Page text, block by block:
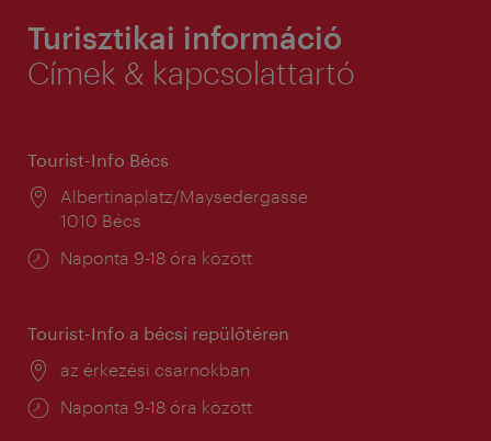
Turisztikai információ
Címek & kapcsolattartó
Tourist-Info Bécs
Helyszín:
Albertinaplatz/Maysedergasse
1010 Bécs
Nyitva
Naponta 9-18 óra között
Tourist-Info a bécsi repülőtéren
Helyszín:
az érkezési csarnokban
Nyitva
Naponta 9-18 óra között